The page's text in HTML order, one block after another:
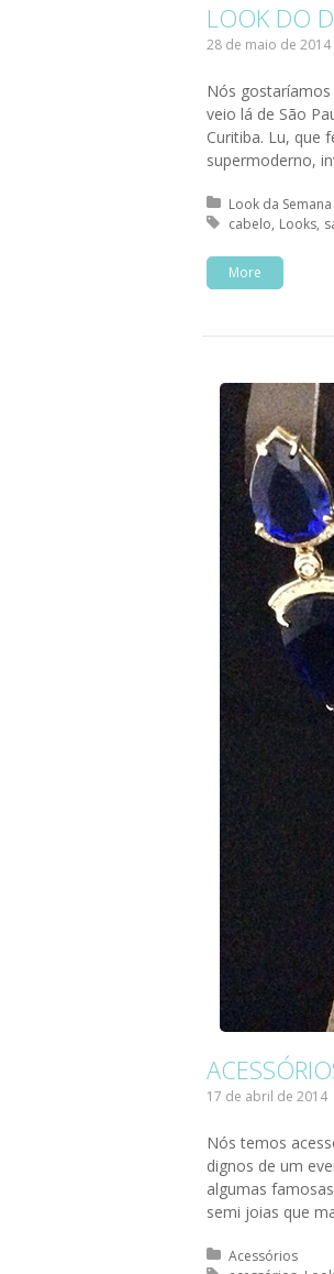
LOOK DO
28 de maio de 2014
Nós gostaríamos
veio lá de São
Curitiba. Lu, que
supermoderno,
Posted in:
Look da Semana
Tagged with:
cabelo Looks
More
17 de abril de 2014
Nós temos
dignos de um
algumas
semi joias que
Posted in:
Acessórios